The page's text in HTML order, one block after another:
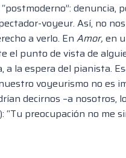
denuncia,
voyeur. Así, no
a verlo. En Amor, en
el punto de vista de
la espera del pianista.
voyeurismo no es
decirnos –a nosotros,
preocupación no me